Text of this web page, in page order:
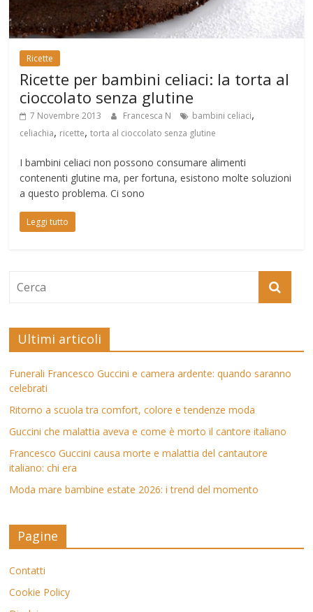
Ricette
Ricette per bambini celiaci: la torta al
cioccolato senza glutine
7 Novembre 2013 Francesca N bambini celiaci,
celiachia, ricette,torta al cioccolato senza glutine
I bambini celiaci non possono consumare alimenti
contenenti glutine ma, per fortuna, esistono molte soluzioni
a questo problema. Ci sono
Leggi tutto
Ultimi articoli
Funerali Francesco Guccini e camera ardente: quando saranno
celebrati
Ritorno a scuola tra comfort, colore e tendenze moda
Guccini che malattia aveva e come è morto il cantore italiano
Francesco Guccini causa morte e malattia del cantautore
italiano: chi era
Moda mare bambine estate 2026: i trend del momento
Pagine
Contatti
Cookie Policy